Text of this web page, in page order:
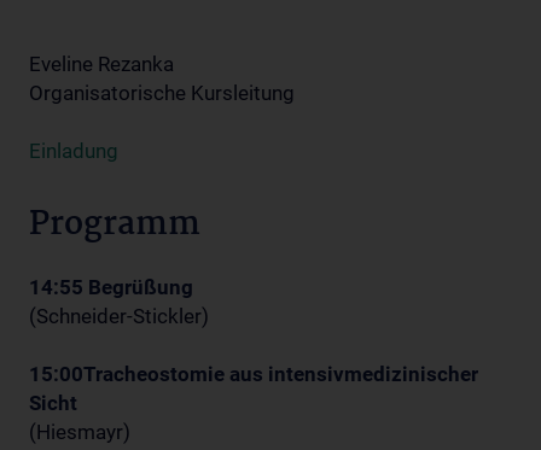
Eveline Rezanka
Organisatorische Kursleitung
Einladung
Programm
14:55 Begrüßung
(Schneider-Stickler)
15:00Tracheostomie aus intensivmedizinischer
Sicht
(Hiesmayr)